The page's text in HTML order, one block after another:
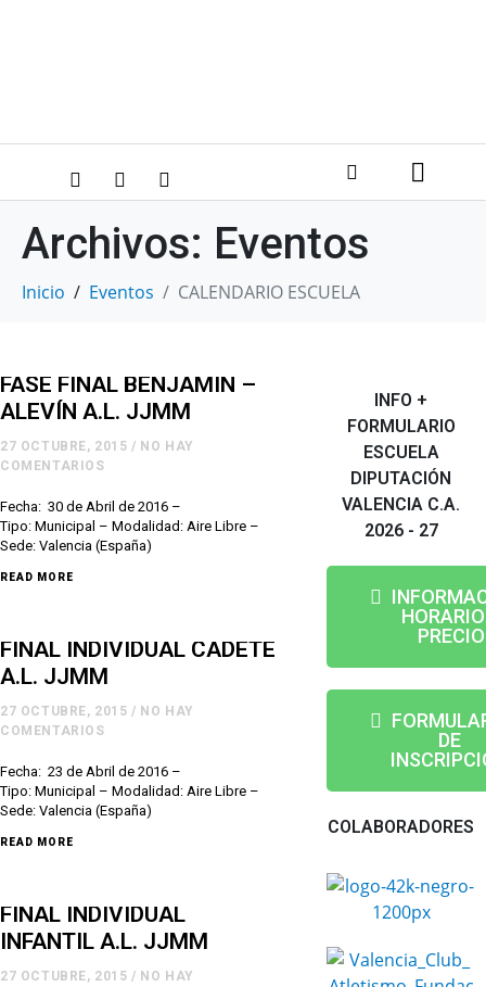
Archivos: Eventos
Inicio Eventos CALENDARIO ESCUELA
FASE FINAL BENJAMÍN –
ALEVÍN A.L. JJMM
27 OCTUBRE, 2015 / NO HAY
COMENTARIOS
Fecha: 30 de Abril de 2016 –
Tipo: Municipal – Modalidad: Aire Libre –
Sede: Valencia (España)
READ MORE
FINAL INDIVIDUAL CADETE
A.L. JJMM
27 OCTUBRE, 2015 / NO HAY
COMENTARIOS
Fecha: 23 de Abril de 2016 –
Tipo: Municipal – Modalidad: Aire Libre –
Sede: Valencia (España)
READ MORE
FINAL INDIVIDUAL
INFANTIL A.L. JJMM
27 OCTUBRE, 2015 / NO HAY
INFO +
FORMULARIO
ESCUELA
DIPUTACIÓN
VALENCIA C.A.
2026 - 27
DE
COLABORADORES